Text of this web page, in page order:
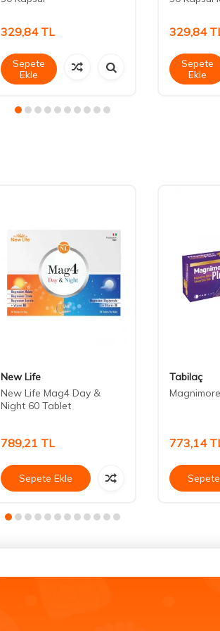
329,84TL
Sepete
Ekle
329,84
Sepete
Ekle
New Life
New Life Mag4 Day &
Night 60 Tablet
789,21 TL
Sepete Ekle
Tabilaç
773,14